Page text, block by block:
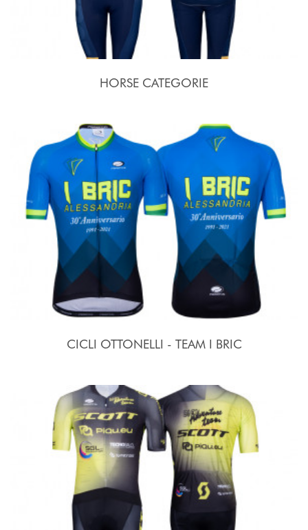
HORSE CATEGORIE
CICLI OTTONELLI - TEAM I BRIC